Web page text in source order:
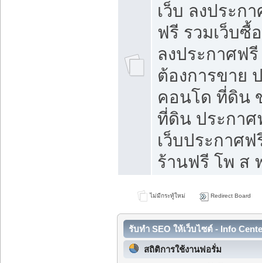
เว็บ ลงประก
ฟรี รวมเว็บซื้
ลงประกาศฟ
ต้องการขาย
คอนโด ที่ดิน
ที่ดิน ประกา
เว็บประกาศ
ร้านฟรี โพ ส
ไม่มีกระทู้ใหม่ Redirect Board
รับทำ SEO ให้เว็บไซต์ - Info
สถิติการใช้งานฟอรั่ม